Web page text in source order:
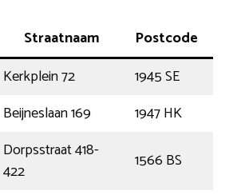
Straatnaam Postcode
Kerkplein 72 1945 SE
Beijneslaan 169 1947 HK
Dorpsstraat 418-
422
1566 BS